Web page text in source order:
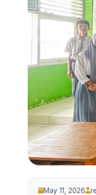
May 11, 2026